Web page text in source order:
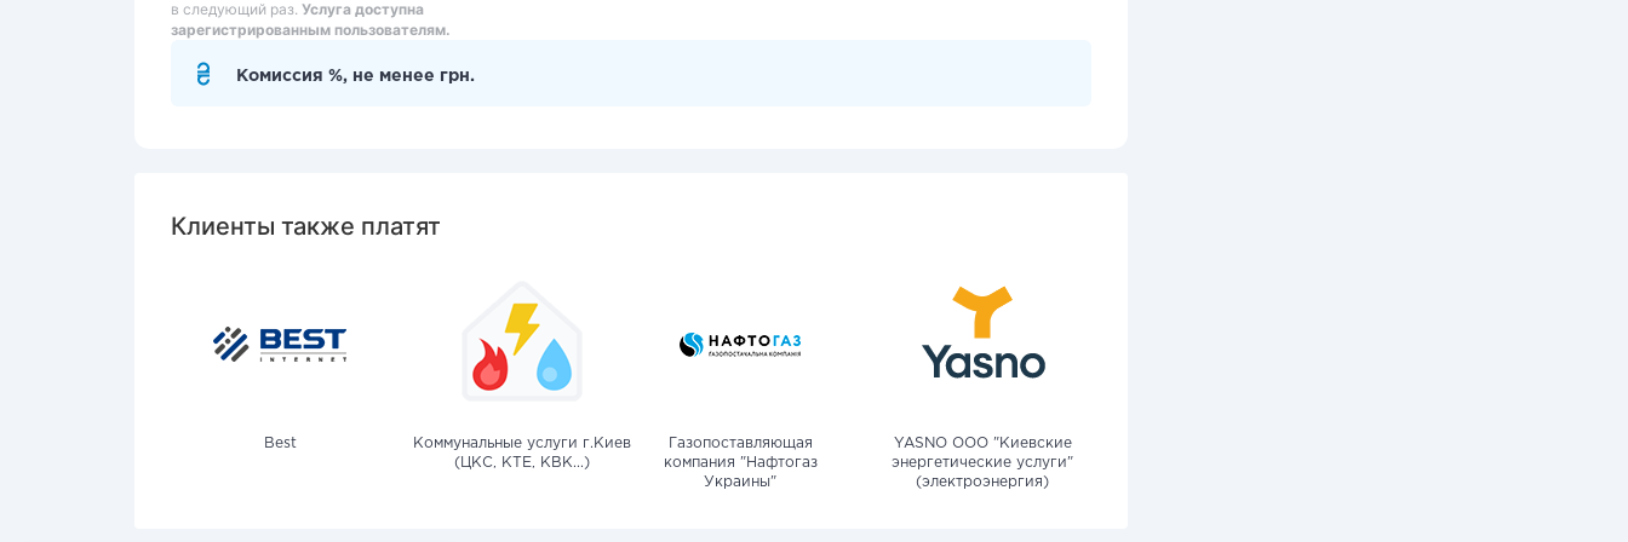
в следующий раз. Услуга доступна
зарегистрированным пользователям.
Комиссия %, не менее грн.
Клиенты также платят
Best
Коммунальные услуги г.Киев
(ЦКС, КТЕ, КВК...)
Газопоставляющая
компания "Нафтогаз
Украины"
YASNO OOO "Киевские
энергетические услуги"
(электроэнергия)